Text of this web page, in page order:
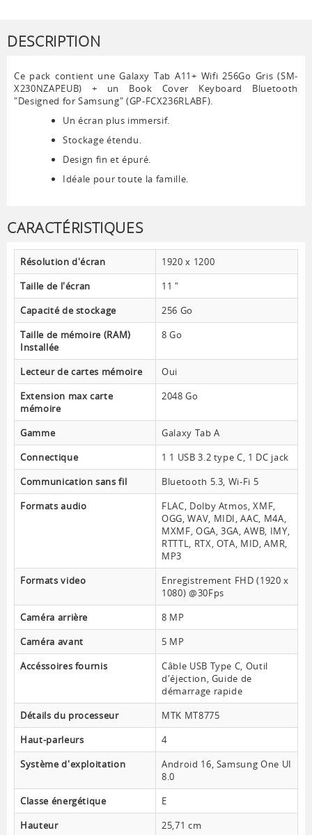
DESCRIPTION
Ce pack contient une Galaxy Tab A11+ Wifi 256Go Gris (SM-
X230NZAPEUB) + un Book Cover Keyboard Bluetooth
"Designed for Samsung" (GP-FCX236RLABF).
Un écran plus immersif.
Stockage étendu.
Design fin et épuré.
Idéale pour toute la famille.
CARACTÉRISTIQUES
Résolution d'écran
1920 x 1200
Taille de l'écran
11 "
Capacité de stockage
256 Go
Taille de mémoire (RAM)
Installée
8 Go
Lecteur de cartes mémoire
Oui
Extension max carte
mémoire
2048 Go
Gamme
Galaxy Tab A
Connectique
1 1 USB 3.2 type C, 1 DC jack
Communication sans fil
Bluetooth 5.3, Wi-Fi 5
Formats audio
FLAC, Dolby Atmos, XMF,
OGG, WAV, MIDI, AAC, M4A,
MXMF, OGA, 3GA, AWB, IMY,
RTTTL, RTX, OTA, MID, AMR,
MP3
Formats video
Enregistrement FHD (1920 x
1080) @30Fps
Caméra arrière
8 MP
Caméra avant
5 MP
Accéssoires fournis
Câble USB Type C, Outil
d'éjection, Guide de
démarrage rapide
Détails du processeur
MTK MT8775
Haut-parleurs
4
Système d'exploitation
Android 16, Samsung One UI
8.0
Classe énergétique
E
Hauteur
25,71 cm